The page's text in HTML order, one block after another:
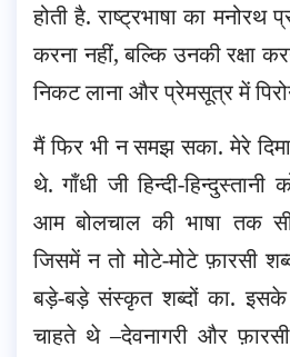
होती है. राष्ट्रभाषा का मनोरथ
करना नहीं, बल्कि उनकी रक्षा
निकट लाना और प्रेमसूत्र में
मैं फिर भी न समझ सका. मेरे
थे. गाँधी जी हिन्दी-
आम बोलचाल की भाषा तक
जिसमें न तो मोटे-मोटे फ़ारसी
बड़े-बड़े संस्कृत शब्दों का. इसके
चाहते थे –देवनागरी और